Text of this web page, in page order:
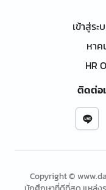
เข้าสู่ร
หาค
HR
ติดต่อ
Copyright ©